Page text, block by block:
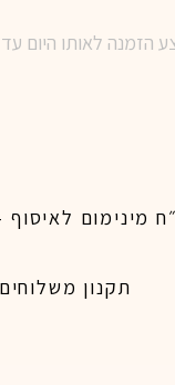
תקנון משלוחים